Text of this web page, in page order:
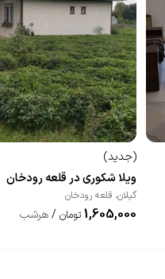
(جدید)
ویلا شکوری در قلعه رودخان
گیلان، قلعه رودخان
1,605,000 تومان /هرشب